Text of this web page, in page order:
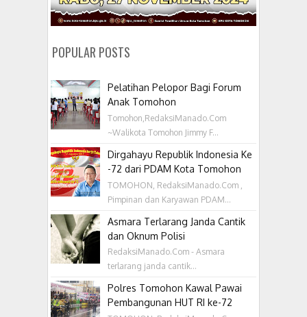
POPULAR POSTS
Pelatihan Pelopor Bagi Forum
Anak Tomohon
Tomohon,RedaksiManado.Com
~Walikota Tomohon Jimmy F...
Dirgahayu Republik Indonesia Ke
-72 dari PDAM Kota Tomohon
TOMOHON, RedaksiManado.Com ,
Pimpinan dan Karyawan PDAM...
Asmara Terlarang Janda Cantik
dan Oknum Polisi
RedaksiManado.Com - Asmara
terlarang janda cantik...
Polres Tomohon Kawal Pawai
Pembangunan HUT RI ke-72